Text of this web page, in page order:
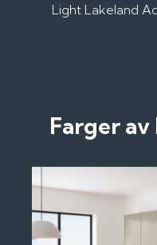
Light Lakeland
Farger